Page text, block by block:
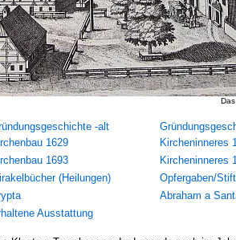
-alt
1629
Kircheninneres
1693
Kircheninneres
(Heilungen)
Opfergaben/
Abraham a
Ausstattung